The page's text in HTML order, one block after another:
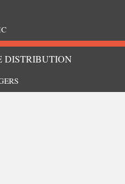
DISTRIBUTION